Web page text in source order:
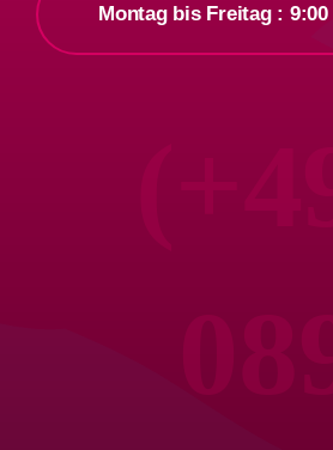
Montag bis Freitag : 9:00